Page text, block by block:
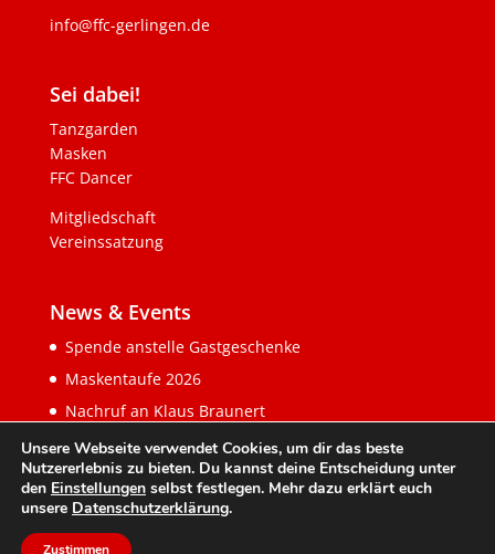
info@ffc-gerlingen.de
Sei dabei!
Tanzgarden
Masken
FFC Dancer
Mitgliedschaft
Vereinssatzung
News & Events
Spende anstelle Gastgeschenke
Maskentaufe 2026
Nachruf an Klaus Braunert
Unsere Webseite verwendet Cookies, um dir das beste
Nutzererlebnis zu bieten. Du kannst deine Entscheidung unter
den Einstellungen selbst festlegen. Mehr dazu erklärt euch
unsere Datenschutzerklärung.
Zustimmen